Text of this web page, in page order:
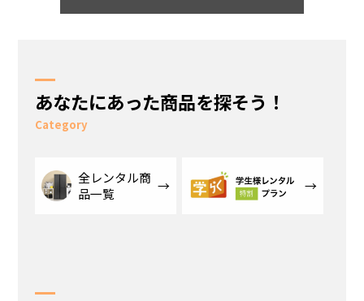
あなたにあった商品を探そう！
Category
全レンタル商
品一覧